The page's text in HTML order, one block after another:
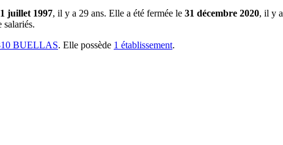
1 juillet 1997, il y a 29 ans. Elle a été fermée le 31 décembre 2020, il y a
salariés.
BUELLAS. Elle possède 1 établissement.